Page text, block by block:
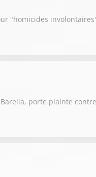
"homicides
porte plainte